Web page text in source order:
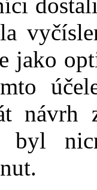
jako
návrh
byl